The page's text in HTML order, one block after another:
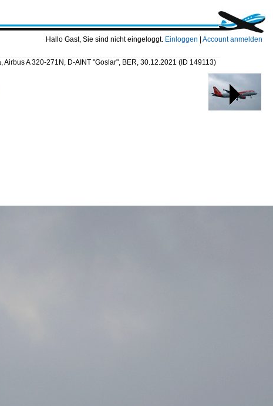
Hallo Gast, Sie sind nicht eingeloggt. Einloggen Account anmelden
Airbus A 320-271N, D-AINT "Goslar", BER, 30.12.2021 (ID 149113)